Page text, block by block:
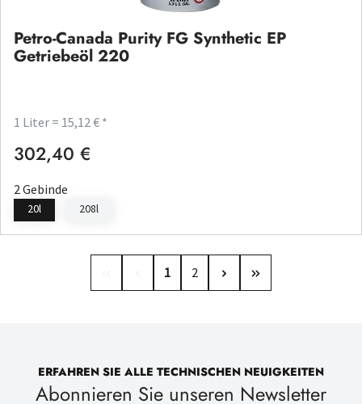
Petro-Canada Purity FG Synthetic EP
Getriebeöl 220
1 Liter = 15,12 € *
Regulärer Preis:
302,40 €
2 Gebinde
20l 208l
Seite
1 Seite
2
ERFAHREN SIE ALLE TECHNISCHEN NEUIGKEITEN
Abonnieren Sie unseren Newsletter